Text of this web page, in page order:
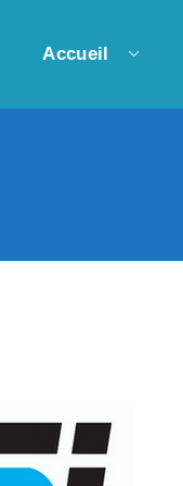
Accueil